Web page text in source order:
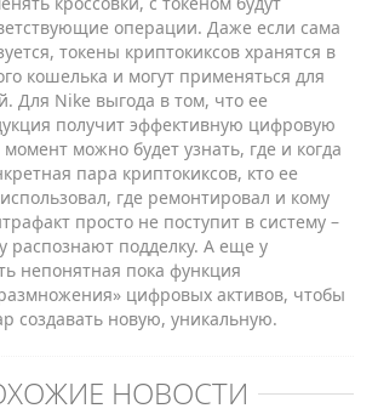
операции. Даже если сама
токены криптокиксов хранятся в
кошелька и могут применяться для
Для Nike выгода в том, что ее
получит эффективную цифровую
можно будет узнать, где и когда
пара криптокиксов, кто ее
где ремонтировал и кому
просто не поступит в систему –
распознают подделку. А еще у
непонятная пока функция
цифровых активов, чтобы
создавать новую, уникальную.
НОВОСТИ